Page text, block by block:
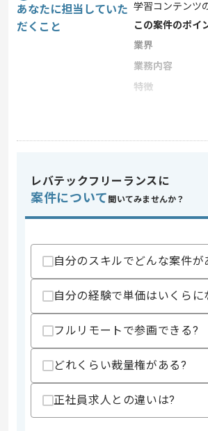
あなたに担当していた
だくこと
学習コンテンツ
この案件のポイ
業界
業務内容
特徴
求めるスキル
・機械学習、デ
・eラーニング
スキルに不安があ
上記に似た経験
その他募集要項
作業開始日
レバテックフリーランスに
案件について 聞いてみませんか？
自分のスキルでどんな案件が
自分の経験で単価はいくらに
フルリモートで参画できる?
どれくらい裁量権がある?
正社員求人との違いは?